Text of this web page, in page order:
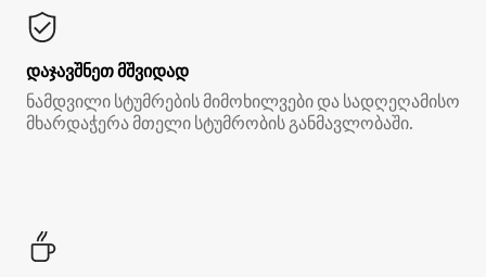
დაჯავშნეთ მშვიდად
ნამდვილი სტუმრების მიმოხილვები და სადღეღამისო
მხარდაჭერა მთელი სტუმრობის განმავლობაში.